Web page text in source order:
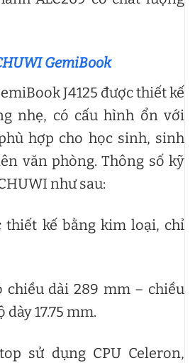
GemiBook
J4125 được thiết kế
nhẹ, có cấu hình ổn với
hợp cho học sinh, sinh
văn phòng. Thông số kỹ
như sau:
thiết kế bằng kim loại, chỉ
chiều dài 289 mm – chiều
17.75 mm.
sử dụng CPU Celeron,